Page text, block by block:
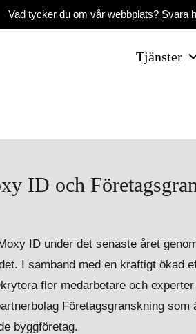
Vad tycker du om vår webbplats? Svara
Tjänster
ID och
ID under det senaste året
I samband med en kraftigt ökad
fler medarbetare och experter
Företagsgranskning som
byggföretag.